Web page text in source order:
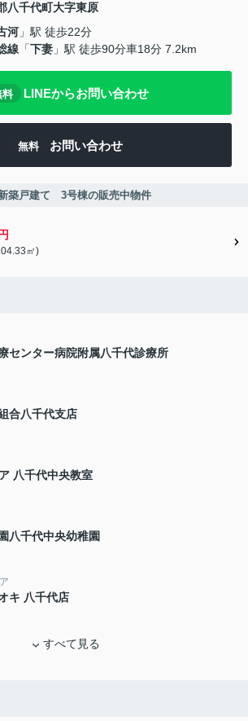
八千代町大字東原
河 」駅 徒歩22分
線 「下妻 」駅 徒歩90分車18分 7.2km
料 LINEからお問い合わせ
無料 お問い合わせ
築戸建て 3号棟の販売中物件
㎡)
センター病院附属八千代診療所
合八千代支店
八千代中央教室
八千代中央幼稚園
キ 八千代店
すべて見る